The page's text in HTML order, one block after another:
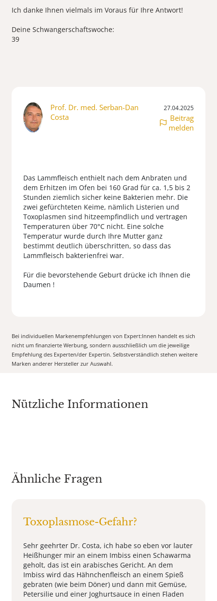
Ich danke Ihnen vielmals im Voraus für Ihre Antwort!
Deine Schwangerschaftswoche:
Prof. Dr. med. Serban-Dan
Costa
27.04.2025
Beitrag
melden
Das Lammfleisch enthielt nach dem Anbraten und
dem Erhitzen im Ofen bei 160 Grad für ca. 1,5 bis 2
Stunden ziemlich sicher keine Bakterien mehr. Die
zwei gefürchteten Keime, nämlich Listerien und
Toxoplasmen sind hitzeempfindlich und vertragen
Temperaturen über 70°C nicht. Eine solche
Temperatur wurde durch Ihre Mutter ganz
bestimmt deutlich überschritten, so dass das
Lammfleisch bakterienfrei war.
Für die bevorstehende Geburt drücke ich Ihnen die
Bei individuellen Markenempfehlungen von Expert:Innen handelt es sich
nicht um finanzierte Werbung, sondern ausschließlich um die jeweilige
Empfehlung des Experten/der Expertin. Selbstverständlich stehen weitere
Marken anderer Hersteller zur Auswahl.
Nützliche Informationen
Ähnliche Fragen
Toxoplasmose-Gefahr?
Sehr geehrter Dr. Costa, ich habe so eben vor lauter
Heißhunger mir an einem Imbiss einen Schawarma
geholt, das ist ein arabisches Gericht. An dem
Imbiss wird das Hähnchenfleisch an einem Spieß
gebraten (wie beim Döner) und dann mit Gemüse,
Petersilie und einer Joghurtsauce in einen Fladen